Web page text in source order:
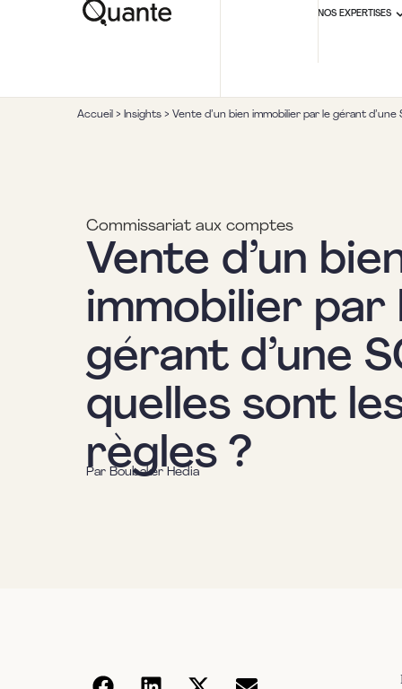
NOS EXPERTISES
Accueil > Insights > Vente d’un bien immobilier par le gérant d’une
Commissariat aux comptes
Vente d’un
immobilier par
gérant d’une
quelles sont
règles ?
Par Boubaker Hedia